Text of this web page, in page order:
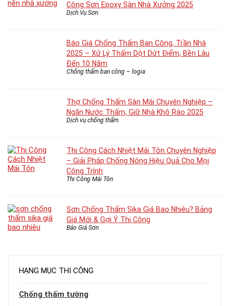
Công Sơn Epoxy Sàn Nhà Xưởng 2025
Dịch Vụ Sơn
Báo Giá Chống Thấm Ban Công, Trần Nhà
2025 – Xử Lý Thấm Dột Dứt Điểm, Bền Lâu
Đến 10 Năm
Chống thấm ban công – logia
Thợ Chống Thấm Sàn Mái Chuyên Nghiệp –
Ngăn Nước Thấm, Giữ Nhà Khô Ráo 2025
Dịch vụ chống thấm
Thi Công Cách Nhiệt Mái Tôn Chuyên Nghiệp
– Giải Pháp Chống Nóng Hiệu Quả Cho Mọi
Công Trình
Thi Công Mái Tôn
Sơn Chống Thấm Sika Giá Bao Nhiêu? Bảng
Giá Mới & Gợi Ý Thi Công
Báo Giá Sơn
HẠNG MỤC THI CÔNG
Chống thấm tường